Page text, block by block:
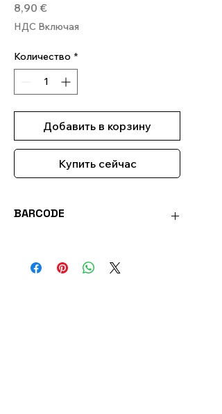
8,90 €
НДС Включая
Количество *
Добавить в корзину
Купить сейчас
BARCODE